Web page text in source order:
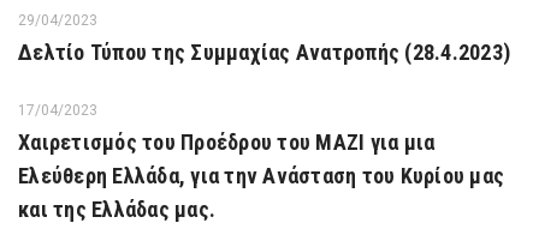
29/04/2023
Δελτίο Τύπου της Συμμαχίας Ανατροπής (28.4.2023)
17/04/2023
Χαιρετισμός του Προέδρου του ΜΑΖΙ για μια
Ελεύθερη Ελλάδα, για την Ανάσταση του Κυρίου μας
και της Ελλάδας μας.